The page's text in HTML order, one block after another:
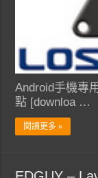
Android手機專
點 [downloa …
閱讀更多 »